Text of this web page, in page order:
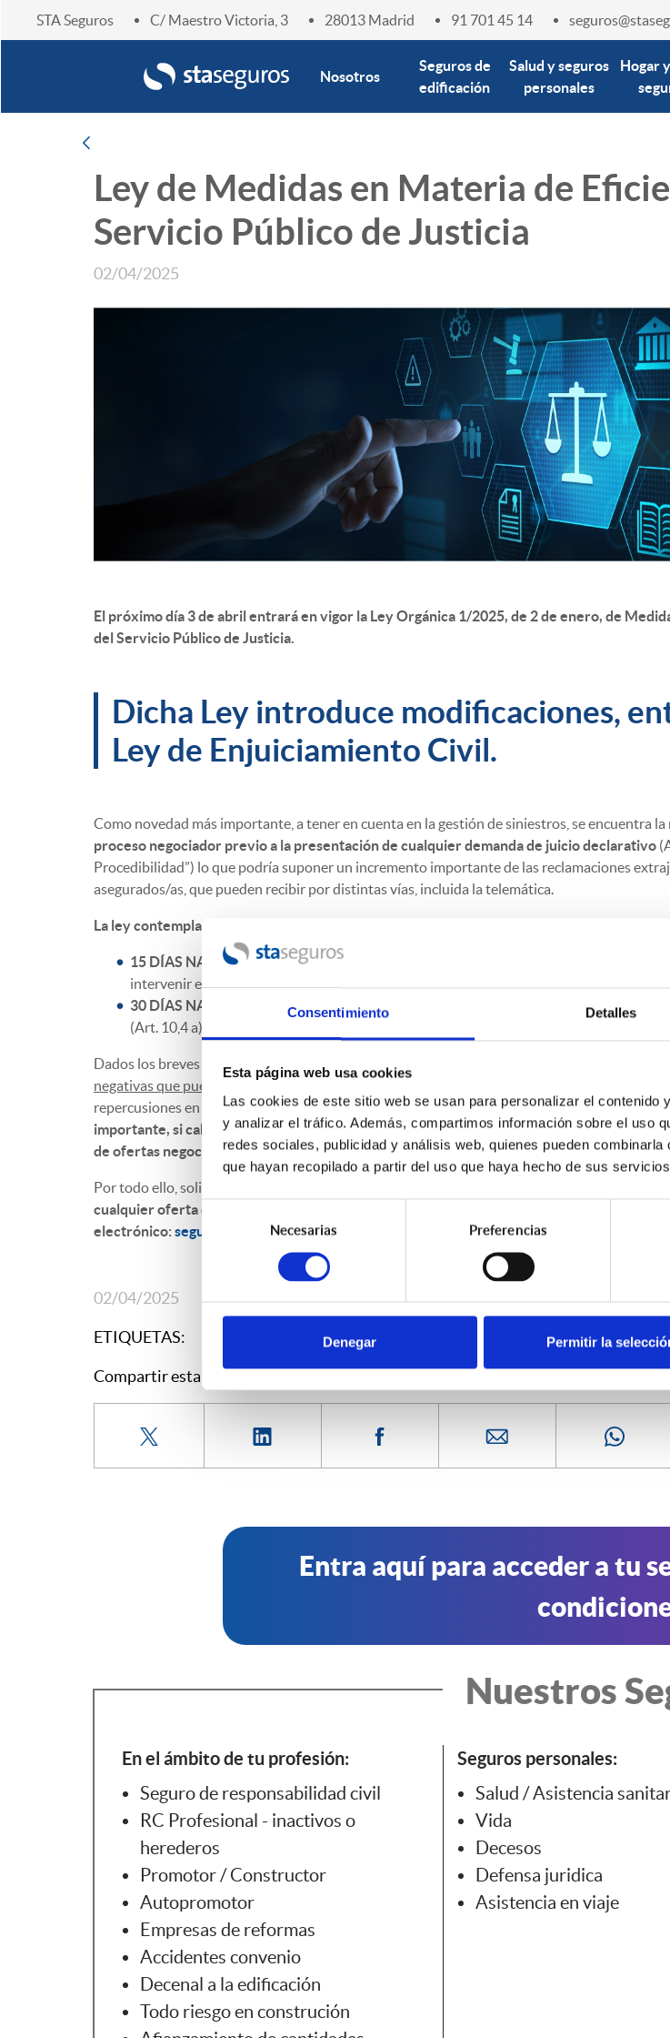
Consentimiento Detalles
Esta página web usa cookies
Las cookies de este sitio web se usan para personalizar el
y analizar el tráfico. Además, compartimos información sobre el uso
redes sociales, publicidad y análisis web, quienes pueden
que hayan recopilado a partir del uso que haya hecho de sus
Selección
de
consentimiento
Necesarias Preferencias
Denegar Permitir la
STA Seguros C/ Maestro Victoria, 3 28013 Madrid 91 701 45 14
Navegación
Enlace home Nosotros
Seguros de
edificación
Salud y seguros
personales
Hogar
Ley de Medidas en Materia de
Servicio Público de Justicia
02/04/2025
El próximo día 3 de abril entrará en vigor la Ley Orgánica 1/2025, de 2 de enero, de
del Servicio Público de Justicia.
Dicha Ley introduce modificaciones,
Ley de Enjuiciamiento Civil.
Como novedad más importante, a tener en cuenta en la gestión de siniestros, se encuentra la
proceso negociador previo a la presentación de cualquier demanda de juicio declarativo
Procedibilidad”) lo que podría suponer un incremento importante de las reclamaciones
asegurados/as, que pueden recibir por distintas vías, incluida la telemática.
La ley contempla unos breves plazos en los que hay que dar respuesta a esa propuesta de
15 DÍAS NATURALESpara el caso de que dicha propuesta se reciba de un tercero
intervenir en dicho proceso negociador (Art. 7,2 a y b)
30 DÍAS NATURALES
para el caso de que sea el propio perjudicado el que reclame,
(Art. 10,4 a).
Dados los breves plazos que contempla la Ley para dar una respuesta a ese proceso
negativas que puede conllevar el no dar respuesta
repercusiones en materia de costas en el ulterior pleito por entender que ha existido mala fe),
importante, si cabe aún más, lacomunicación inmediatapor parte de los/as asegurados/as
de ofertas negociadoras/reclamaciones extrajudiciales, tan pronto como se reciban.
Por todo ello, solicitamos vuestra colaboración y hacemos hincapié en la
cualquier oferta de
electrónico: seguros@staseguros.eso llamando al 91 701 45 14.
02/04/2025
ETIQUETAS:
Compartir esta entrada:
Entra aquí para acceder a tu
Nuestros
En el ámbito de tu profesión:
Seguro de responsabilidad civil
RC Profesional - inactivos o
herederos
Promotor / Constructor
Autopromotor
Empresas de reformas
Accidentes convenio
Decenal a la edificación
Todo riesgo en construción
Seguros personales:
Salud / Asistencia
Vida
Decesos
Defensa juridica
Asistencia en viaje